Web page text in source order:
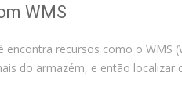
WMS
encontra recursos como o WMS
do armazém, e então